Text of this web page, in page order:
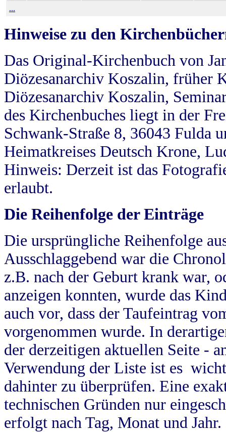
...
Hinweise zu den
Das Original-Kirchenbuch von
Diözesanarchiv Koszalin, früher
Diözesanarchiv Koszalin,
des Kirchenbuches liegt in der
Schwank-Straße 8, 36043 Fulda
Heimatkreises Deutsch Krone,
Hinweis: Derzeit ist das
erlaubt.
Die Reihenfolge der Einträge
Die ursprüngliche Reihenfolge
Ausschlaggebend war die
z.B. nach der Geburt krank war,
anzeigen konnten, wurde das
auch vor, dass der Taufeintrag
vorgenommen wurde. In
der derzeitigen aktuellen Seite -
Verwendung der Liste ist es
dahinter zu überprüfen. Eine
technischen Gründen nur
erfolgt nach Tag, Monat und Jahr.